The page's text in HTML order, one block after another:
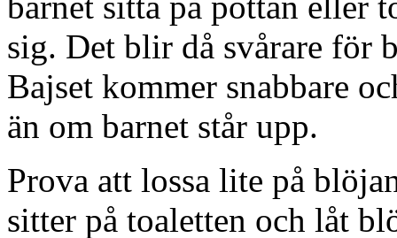
sig. Det blir då svårare för
Bajset kommer snabbare
än om barnet står upp.
Prova att lossa lite på
sitter på toaletten och låt